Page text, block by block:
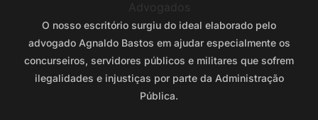
O nosso escritório surgiu do ideal elaborado pelo
advogado Agnaldo Bastos em ajudar especialmente os
concurseiros, servidores públicos e militares que sofrem
ilegalidades e injustiças por parte da Administração
Pública.